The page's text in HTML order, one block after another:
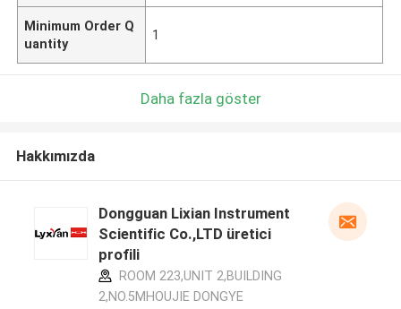
Minimum Order Q
uantity
1
Daha fazla göster
Hakkımızda
Dongguan Lixian Instrument
Scientific Co.,LTD üretici
profili
ROOM 223,UNIT 2,BUILDING
2,NO.5MHOUJIE DONGYE